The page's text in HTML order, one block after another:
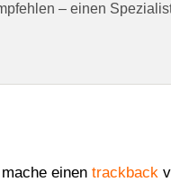
– einen
einen trackback